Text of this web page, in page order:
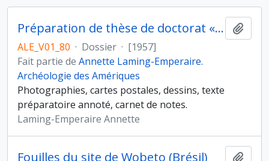
Préparation de thèse de doctorat « La signification de l’art rupestre paléolithique. Méthode et applications », sous la direction d’André Leroi-Gourhan, Faculté des lettres, université de Paris
ALE_V01_80 · Dossier · [1957]
Fait partie de Annette Laming-Emperaire.
Archéologie des Amériques
Photographies, cartes postales, dessins, texte
préparatoire annoté, carnet de notes.
Laming-Emperaire Annette
Fouilles du site de Wobeto (Brésil)